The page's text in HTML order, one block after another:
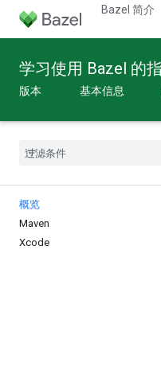
Bazel 简介
学习使用 Bazel 的
版本 基本信息
概览
Maven
Xcode